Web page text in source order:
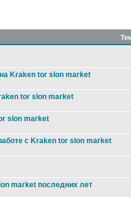
на Kraken tor slon market
tor slon market
slon market
с Kraken tor slon market
market последних лет